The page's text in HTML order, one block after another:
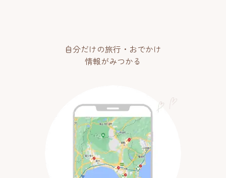
自分だけの旅行・おでかけ
情報がみつかる